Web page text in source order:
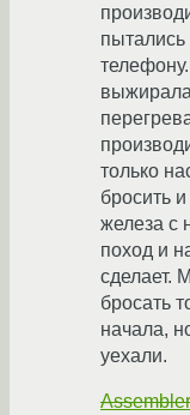
только
бросить
железа с
поход и
сделает.
бросать
начала,
уехали.
Assembler